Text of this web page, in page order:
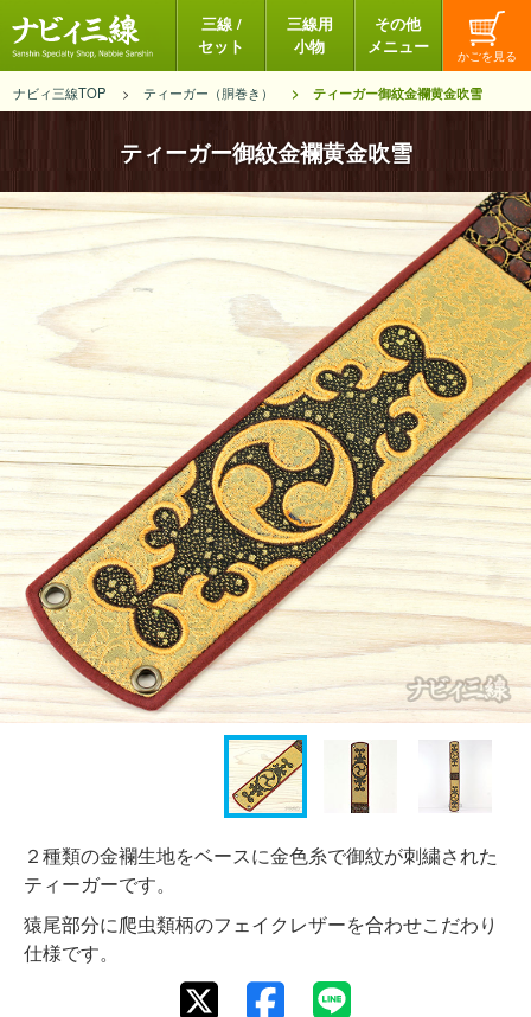
三線 /
セット
三線用
小物
その他
メニュー
ナビィ三線TOP ティーガー（胴巻き） ティーガー御紋金襴黄金吹雪
ティーガー御紋金襴黄金吹雪
２種類の金襴生地をベースに金色糸で御紋が刺繍された
ティーガーです。
猿尾部分に爬虫類柄のフェイクレザーを合わせこだわり
仕様です。